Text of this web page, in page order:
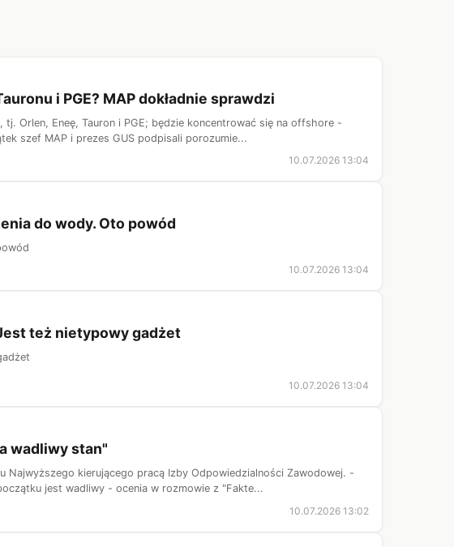
i PGE? MAP dokładnie sprawdzi
Orlen, Eneę, Tauron i PGE; będzie koncentrować się na offshore -
szef MAP i prezes GUS podpisali porozumie...
10.07.2026 13:04
do wody. Oto powód
10.07.2026 13:04
też nietypowy gadżet
10.07.2026 13:04
wadliwy stan"
Najwyższego kierującego pracą Izby Odpowiedzialności Zawodowej. -
jest wadliwy - ocenia w rozmowie z "Fakte...
10.07.2026 13:02